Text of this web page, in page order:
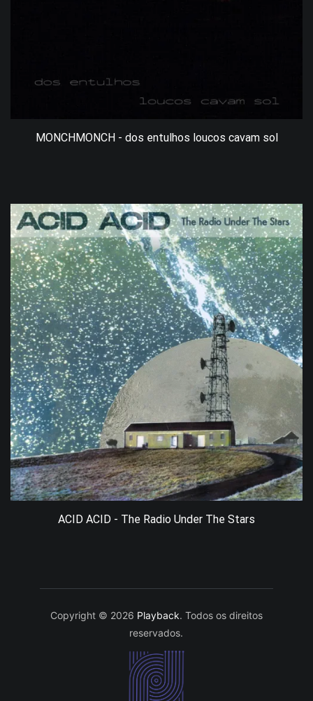
MONCHMONCH - dos entulhos loucos cavam sol
ACID ACID - The Radio Under The Stars
Copyright © 2026 Playback. Todos os direitos
reservados.